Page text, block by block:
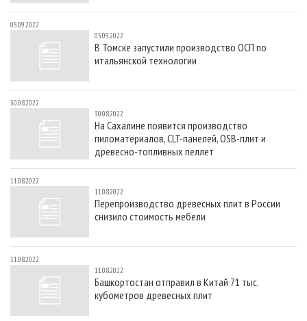
05.09.2022
05.09.2022
В Томске запустили производство ОСП по
итальянской технологии
30.08.2022
30.08.2022
На Сахалине появится производство
пиломатериалов, CLT-панелей, OSB-плит и
древесно-топливных пеллет
11.08.2022
11.08.2022
Перепроизводство древесных плит в России
снизило стоимость мебели
11.08.2022
11.08.2022
Башкортостан отправил в Китай 71 тыс.
кубометров древесных плит